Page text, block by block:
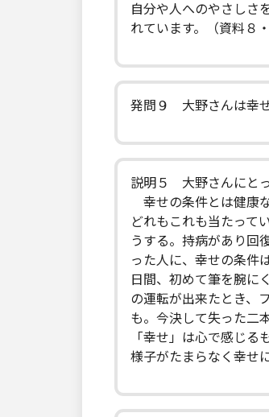
自分や人へのやさしさ
れています。（資料８・
発問９ 大野さんは幸
説明５ 大野さんにとっ
幸せの条件とは健康
どれもこれも当たって
うする。持病があり回
った人に、幸せの条件
日間、初めて筆を腕に
の運転が出来たとき、
も。今決して失った二
「幸せ」は心で感じ
様子がたまらなく幸せ